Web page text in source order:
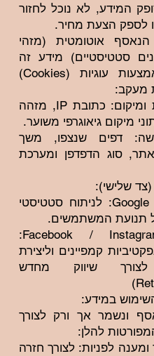
המידע, לא נוכל לחזור
לספק הצעת מחיר.
אוטומטית (מזהי
סטטיסטיים) מידע זה
נאסף באמצעות עוגיות (Cookies)
מעקב:
מזהי רשת ומיקום: כתובת IP, מזהה
מיקום גיאוגרפי משוער.
דפים שנצפו, משך
סוג הדפדפן ומערכת
שלישי):
Google Analytics: לניתוח סטטיסטי
תנועת המשתמשים.
Facebook / Instagram Pixel:
קמפיינים וליצירת
שיווק מחדש
במידע:
ונשמר אך ורק לצורך
להלן:
ומענה לפניות: לצורך חזרה